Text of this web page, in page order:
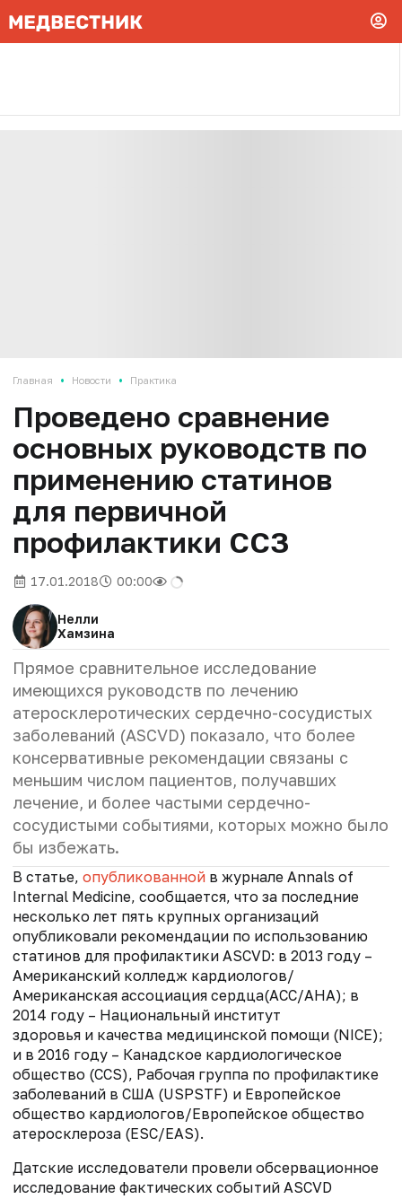
Главная • Новости • Практика
Проведено сравнение
основных руководств по
применению статинов
для первичной
профилактики ССЗ
17.01.2018 00:00
Нелли
Хамзина
Прямое сравнительное исследование
имеющихся руководств по лечению
атеросклеротических сердечно-сосудистых
заболеваний (ASCVD) показало, что более
консервативные рекомендации связаны с
меньшим числом пациентов, получавших
лечение, и более частыми сердечно-
сосудистыми событиями, которых можно было
бы избежать.
В статье, опубликованной в журнале Annals of
Internal Medicine, сообщается, что за последние
несколько лет пять крупных организаций
опубликовали рекомендации по использованию
статинов для профилактики ASCVD: в 2013 году –
Американский колледж кардиологов/
Американская ассоциация сердца(ACC/AHA); в
2014 году – Национальный институт
здоровья и качества медицинской помощи (NICE);
и в 2016 году – Канадское кардиологическое
общество (CCS), Рабочая группа по профилактике
заболеваний в США (USPSTF) и Европейское
общество кардиологов/Европейское общество
атеросклероза (ESC/EAS).
Датские исследователи провели обсервационное
исследование фактических событий ASCVD